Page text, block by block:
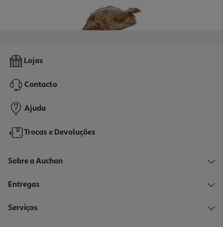
Rodovalho Kg
7,99 €
Lojas
Contacto
Ajuda
Trocas e Devoluções
Sobre a Auchan
Entregas
Serviços